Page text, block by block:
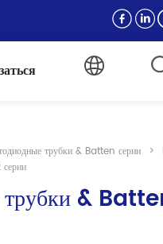
трубки & Batten серии >
трубки &